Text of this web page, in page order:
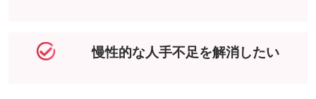
慢性的な人手不足を解消したい